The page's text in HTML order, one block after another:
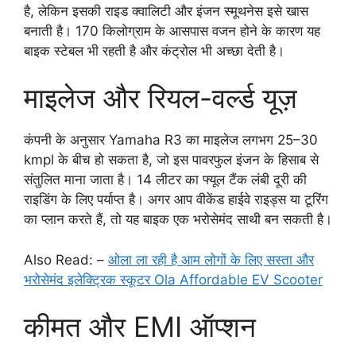
है, लेकिन इसकी राइड क्वालिटी और इंजन स्मूथनेस इसे खास
बनाती है। 170 किलोग्राम के आसपास वजन होने के कारण यह
बाइक स्टेबल भी रहती है और कंट्रोल भी अच्छा देती है।
माइलेज और रियल-वर्ल्ड यूज़
कंपनी के अनुसार Yamaha R3 का माइलेज लगभग 25–30
kmpl के बीच हो सकता है, जो इस पावरफुल इंजन के हिसाब से
संतुलित माना जाता है। 14 लीटर का फ्यूल टैंक लंबी दूरी की
राइडिंग के लिए पर्याप्त है। अगर आप वीकेंड हाईवे राइड्स या टूरिंग
का प्लान करते हैं, तो यह बाइक एक भरोसेमंद साथी बन सकती है।
Also Read: – ओला ला रही है आम लोगों के लिए सस्ता और
भरोसेमंद इलेक्ट्रिक स्कूटर Ola Affordable EV Scooter
कीमत और EMI ऑप्शन